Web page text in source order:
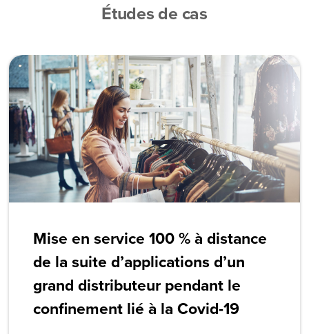
Études de cas
Mise en service 100 % à distance
de la suite d’applications d’un
grand distributeur pendant le
confinement lié à la Covid-19